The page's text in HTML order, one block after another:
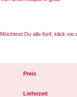
Du alle fünf, klick sie
Preis
Lieferzeit